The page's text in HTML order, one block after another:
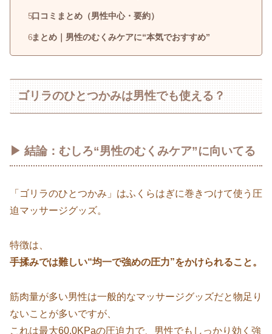
口コミまとめ（男性中心・要約）
まとめ｜男性のむくみケアに“本気でおすすめ”
ゴリラのひとつかみは男性でも使える？
▶ 結論：むしろ“男性のむくみケア”に向いてる
「ゴリラのひとつかみ」はふくらはぎに巻きつけて使う圧
迫マッサージグッズ。
特徴は、
手揉みでは難しい“均一で強めの圧力”をかけられること。
筋肉量が多い男性は一般的なマッサージグッズだと物足り
ないことが多いですが、
これは最大60.0KPaの圧迫力で、男性でもしっかり効く強